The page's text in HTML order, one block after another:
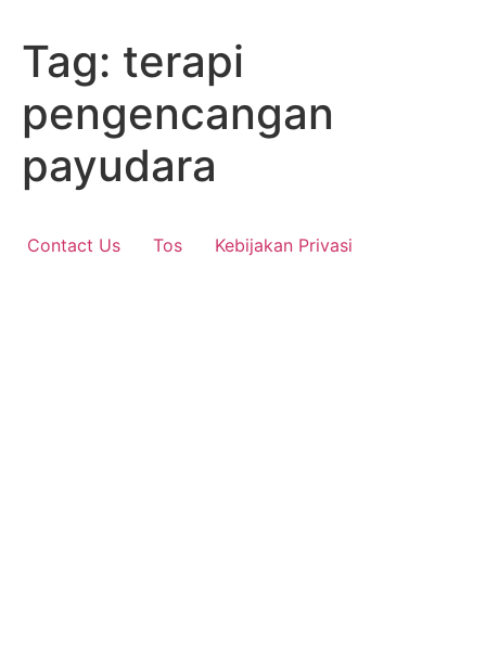
Tag: terapi
pengencangan
payudara
Contact Us Tos Kebijakan Privasi